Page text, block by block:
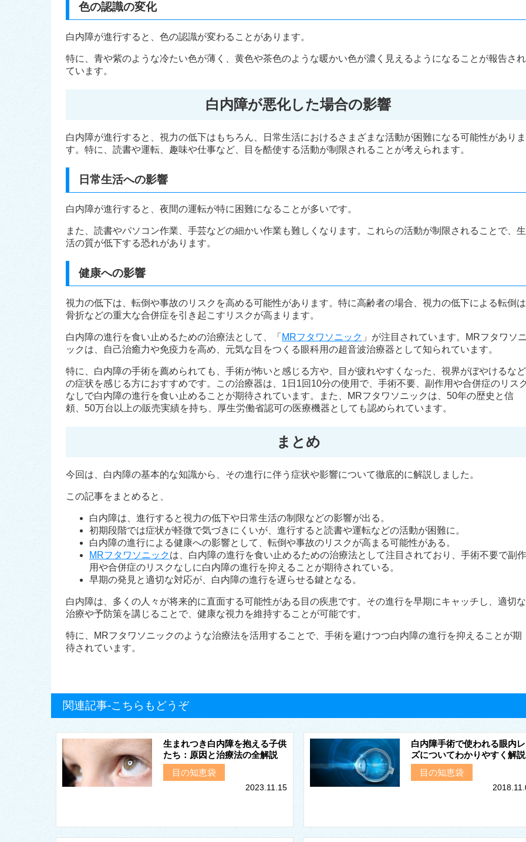
色の認識の変化
白内障が進行すると、色の認識が変わることがあります。
特に、青や紫のような冷たい色が薄く、黄色や茶色のような暖かい色が濃く見えるようになることが報告され
ています。
白内障が悪化した場合の影響
白内障が進行すると、視力の低下はもちろん、日常生活におけるさまざまな活動が困難になる可能性がありま
す。特に、読書や運転、趣味や仕事など、目を酷使する活動が制限されることが考えられます。
日常生活への影響
白内障が進行すると、夜間の運転が特に困難になることが多いです。
また、読書やパソコン作業、手芸などの細かい作業も難しくなります。これらの活動が制限されることで、生
活の質が低下する恐れがあります。
健康への影響
視力の低下は、転倒や事故のリスクを高める可能性があります。特に高齢者の場合、視力の低下による転倒は
骨折などの重大な合併症を引き起こすリスクが高まります。
白内障の進行を食い止めるための治療法として、「 MRフタワソニック 」が注目されています。MRフタワソ
ックは、自己治癒力や免疫力を高め、元気な目をつくる眼科用の超音波治療器として知られています。
特に、白内障の手術を薦められても、手術が怖いと感じる方や、目が疲れやすくなった、視界がぼやけるなど
の症状を感じる方におすすめです。この治療器は、1日1回10分の使用で、手術不要、副作用や合併症のリス
なしで白内障の進行を食い止めることが期待されています。また、MRフタワソニックは、50年の歴史と信
頼、50万台以上の販売実績を持ち、厚生労働省認可の医療機器としても認められています。
まとめ
今回は、白内障の基本的な知識から、その進行に伴う症状や影響について徹底的に解説しました。
この記事をまとめると、
白内障は、進行すると視力の低下や日常生活の制限などの影響が出る。
初期段階では症状が軽微で気づきにくいが、進行すると読書や運転などの活動が困難に。
白内障の進行による健康への影響として、転倒や事故のリスクが高まる可能性がある。
MRフタワソニックは、白内障の進行を食い止めるための治療法として注目されており、手術不要で副作
用や合併症のリスクなしに白内障の進行を抑えることが期待されている。
早期の発見と適切な対応が、白内障の進行を遅らせる鍵となる。
白内障は、多くの人々が将来的に直面する可能性がある目の疾患です。その進行を早期にキャッチし、適切な
治療や予防策を講じることで、健康な視力を維持することが可能です。
特に、MRフタワソニックのような治療法を活用することで、手術を避けつつ白内障の進行を抑えることが期
待されています。
関連記事-こちらもどうぞ
生まれつき白内障を抱える子供
たち：原因と治療法の全解説
目の知恵袋
2023.11.15
白内障手術で使われる眼内
ズについてわかりやすく解
目の知恵袋